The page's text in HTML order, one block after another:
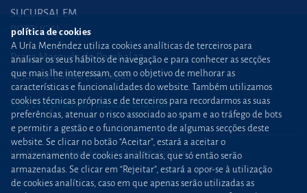
SUCURSAL EM
PORTUGAL
Praça Marquês de Pombal,12
1250-162 Lisboa (Portugal)
+351 21 030 86 00 lisboa@uria.com
Uría Menéndez Abogados, S.L.P. | NIPC PT980226511
Mapa web Política de cookies
política de cookies
A Uría Menéndez utiliza cookies analíticas de terceiros para
analisar os seus hábitos de navegação e para conhecer as secções
que mais lhe interessam, com o objetivo de melhorar as
características e funcionalidades do website. Também utilizamos
cookies técnicas próprias e de terceiros para recordarmos as suas
preferências, atenuar o risco associado ao spam e ao tráfego de bots
e permitir a gestão e o funcionamento de algumas secções deste
website. Se clicar no botão “Aceitar”, estará a aceitar o
armazenamento de cookies analíticas, que só então serão
armazenadas. Se clicar em “Rejeitar”, estará a opor-se à utilização
de cookies analíticas, caso em que apenas serão utilizadas as